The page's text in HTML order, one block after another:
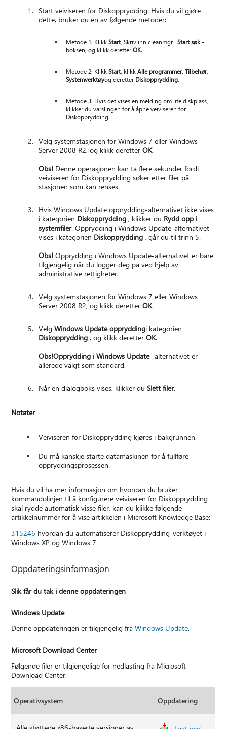
Start veiviseren for Diskopprydding. Hvis du vil gjøre
dette, bruker du én av følgende metoder:
Metode 1: KlikkStart, Skriv inn cleanmgr iStart søk-
boksen, og klikk deretterOK.
Metode 2: KlikkStart, klikkAlle programmer,Tilbehør,
Systemverktøyog deretter Diskopprydding.
Metode 3: Hvis det vises en melding om lite diskplass,
klikker du varslingen for å åpne veiviseren for
Diskopprydding.
Velg systemstasjonen for Windows 7 eller Windows
Server 2008 R2, og klikk deretterOK.
Obs! Denne operasjonen kan ta flere sekunder fordi
veiviseren for Diskopprydding søker etter filer på
stasjonen som kan renses.
Hvis Windows Update opprydding-alternativet ikke vises
i kategorien Diskopprydding , klikker du Rydd opp i
systemfiler. Opprydding i Windows Update-alternativet
vises i kategorien Diskopprydding , går du til trinn 5.
Obs!Opprydding i Windows Update-alternativet er bare
tilgjengelig når du logger deg på ved hjelp av
administrative rettigheter.
Velg systemstasjonen for Windows 7 eller Windows
Server 2008 R2, og klikk deretterOK.
VelgWindows Update oppryddingi kategorien
Diskopprydding , og klikk deretterOK.
Obs!Opprydding i Windows Update -alternativet er
allerede valgt som standard.
Når en dialogboks vises, klikker duSlett filer.
Notater
Veiviseren for Diskopprydding kjøres i bakgrunnen.
Du må kanskje starte datamaskinen for å fullføre
oppryddingsprosessen.
Hvis du vil ha mer informasjon om hvordan du bruker
kommandolinjen til å konfigurere veiviseren for Diskopprydding
skal rydde automatisk visse filer, kan du klikke følgende
artikkelnummer for å vise artikkelen i Microsoft Knowledge Base:
315246 hvordan du automatiserer Diskopprydding-verktøyet i
Windows XP og Windows 7
Oppdateringsinformasjon
Slik får du tak i denne oppdateringen
Windows Update
Denne oppdateringen er tilgjengelig fraWindows Update.
Microsoft Download Center
Følgende filer er tilgjengelige for nedlasting fra Microsoft
Download Center:
Operativsystem Oppdatering